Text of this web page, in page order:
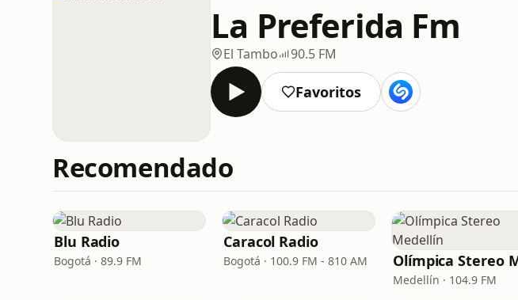
La Preferida Fm
El Tambo 90.5 FM
Favoritos
Recomendado
Blu Radio
Bogotá · 89.9 FM
Caracol Radio
Bogotá · 100.9 FM - 810 AM
Medellín · 104.9 FM